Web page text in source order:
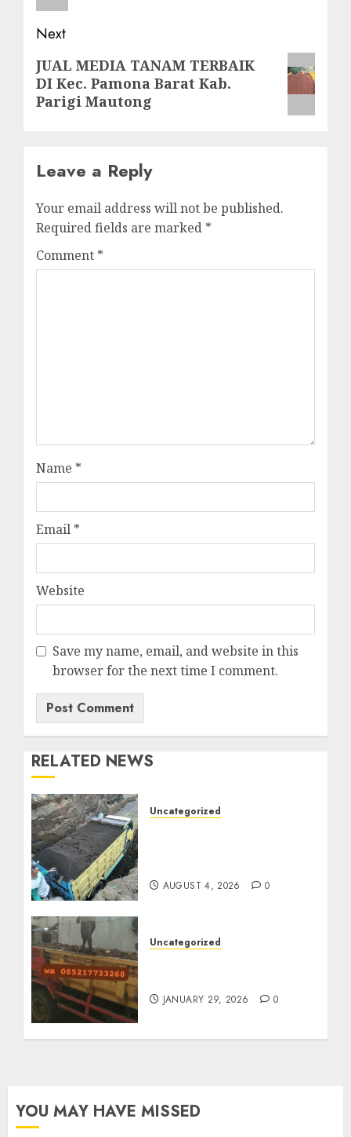
Next
Next
post:
JUAL MEDIA TANAM TERBAIK
DI Kec. Pamona Barat Kab.
Parigi Mautong
Leave a Reply
Your email address will not be published.
Required fields are marked *
Comment *
Name *
Email *
Website
Save my name, email, and website in this
browser for the next time I comment.
RELATED NEWS
Uncategorized
AUGUST 4, 2026 0
Uncategorized
JANUARY 29, 2026 0
YOU MAY HAVE MISSED